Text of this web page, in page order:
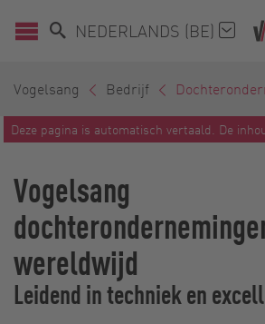
NEDERLANDS (BE)
Vogelsang Bedrijf
Deze pagina is automatisch vertaald. De
Vogelsang
wereldwijd
Leidend in techniek en